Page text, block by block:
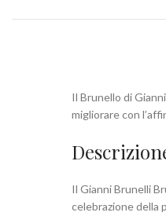
Il Brunello di
migliorare con
Il Gianni Brunelli
celebrazione della